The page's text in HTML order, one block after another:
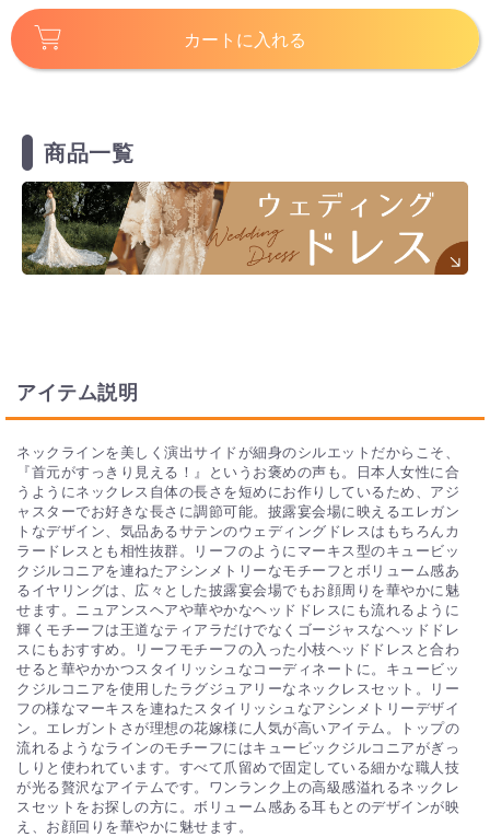
カートに入れる
商品一覧
アイテム説明
ネックラインを美しく演出サイドが細身のシルエットだからこそ、
『首元がすっきり見える！』というお褒めの声も。日本人女性に合
うようにネックレス自体の長さを短めにお作りしているため、アジ
ャスターでお好きな長さに調節可能。披露宴会場に映えるエレガン
トなデザイン、気品あるサテンのウェディングドレスはもちろんカ
ラードレスとも相性抜群。リーフのようにマーキス型のキュービッ
クジルコニアを連ねたアシンメトリーなモチーフとボリューム感あ
るイヤリングは、広々とした披露宴会場でもお顔周りを華やかに魅
せます。ニュアンスヘアや華やかなヘッドドレスにも流れるように
輝くモチーフは王道なティアラだけでなくゴージャスなヘッドドレ
スにもおすすめ。リーフモチーフの入った小枝ヘッドドレスと合わ
せると華やかかつスタイリッシュなコーディネートに。キュービッ
クジルコニアを使用したラグジュアリーなネックレスセット。リー
フの様なマーキスを連ねたスタイリッシュなアシンメトリーデザイ
ン。エレガントさが理想の花嫁様に人気が高いアイテム。トップの
流れるようなラインのモチーフにはキュービックジルコニアがぎっ
しりと使われています。すべて爪留めで固定している細かな職人技
が光る贅沢なアイテムです。ワンランク上の高級感溢れるネックレ
スセットをお探しの方に。ボリューム感ある耳もとのデザインが映
え、お顔回りを華やかに魅せます。